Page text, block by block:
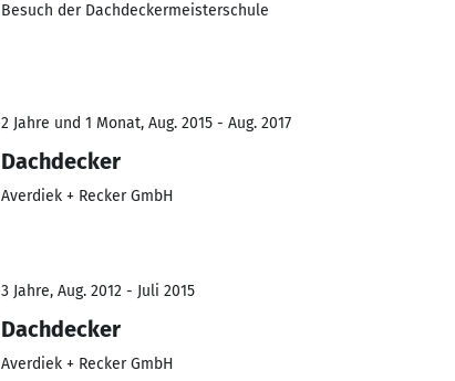
Besuch der Dachdeckermeisterschule
2 Jahre und 1 Monat, Aug. 2015 - Aug. 2017
Dachdecker
Averdiek + Recker GmbH
3 Jahre, Aug. 2012 - Juli 2015
Dachdecker
Averdiek + Recker GmbH